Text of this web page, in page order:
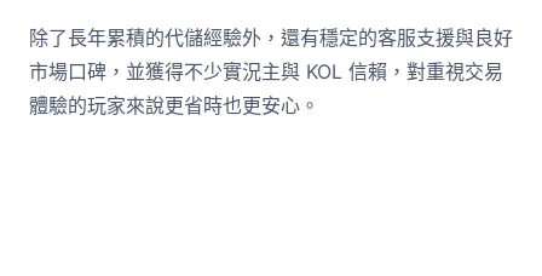
除了長年累積的代儲經驗外，還有穩定的客服支援與良好
市場口碑，並獲得不少實況主與 KOL 信賴，對重視交易
體驗的玩家來說更省時也更安心。